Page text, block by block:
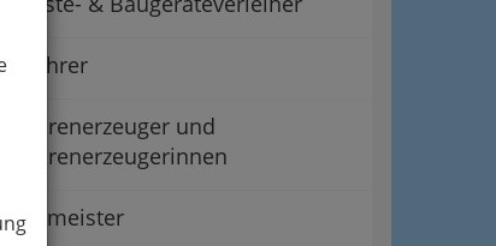
und